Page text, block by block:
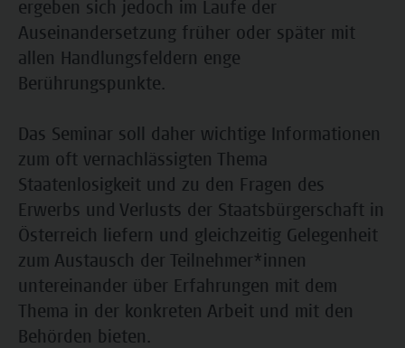
ergeben sich jedoch im Laufe der
Auseinandersetzung früher oder später mit
allen Handlungsfeldern enge
Berührungspunkte.
Das Seminar soll daher wichtige Informationen
zum oft vernachlässigten Thema
Staatenlosigkeit und zu den Fragen des
Erwerbs und Verlusts der Staatsbürgerschaft in
Österreich liefern und gleichzeitig Gelegenheit
zum Austausch der Teilnehmer*innen
untereinander über Erfahrungen mit dem
Thema in der konkreten Arbeit und mit den
Behörden bieten.